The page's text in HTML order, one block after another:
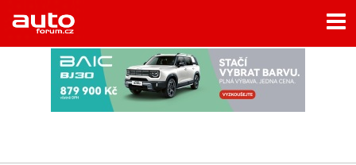
Home
Rubriky
- Testy aut
- Jízdní dojmy a další testy